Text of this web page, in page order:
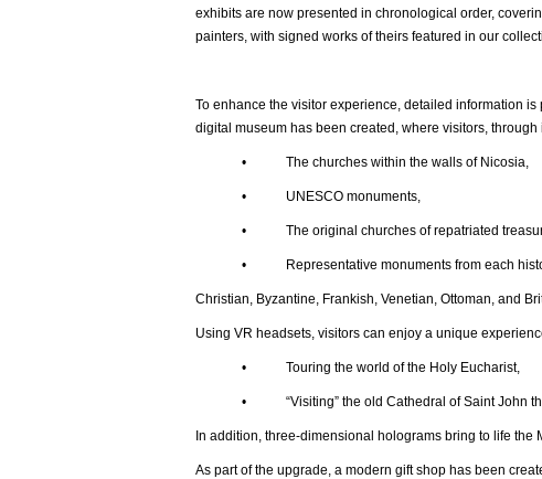
exhibits are now presented in chronological order,
painters, with signed works of theirs featured in our
To enhance the visitor experience, detailed information
digital museum has been created, where visitors,
• The churches within the walls of Nicosia,
• UNESCO monuments,
• The original churches of repatriated
• Representative monuments from each
Christian, Byzantine, Frankish, Venetian, Ottoman, and
Using VR headsets, visitors can enjoy a unique
• Touring the world of the Holy Eucharist,
• “Visiting” the old Cathedral of Saint John the
In addition, three-dimensional holograms bring to life
As part of the upgrade, a modern gift shop has been